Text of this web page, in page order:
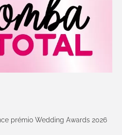
prémio Wedding Awards 2026